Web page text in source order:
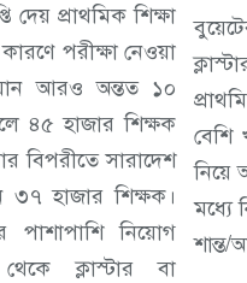
দেয় প্রাথমিক শিক্ষা
পরীক্ষা নেওয়া
আরও অন্তত ১০
৪৫ হাজার শিক্ষক
বিপরীতে সারাদেশ
৩৭ হাজার শিক্ষক।
পাশাপাশি নিয়োগ
ক্লাস্টার বা
নিয়ে
মধ্যে